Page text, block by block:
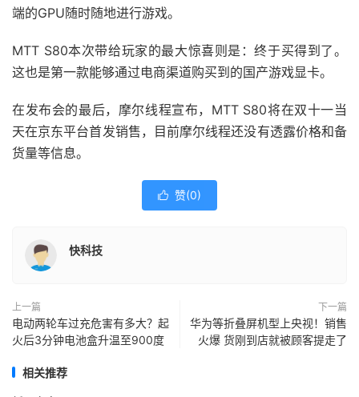
端的GPU随时随地进行游戏。
MTT S80本次带给玩家的最大惊喜则是：终于买得到了。
这也是第一款能够通过电商渠道购买到的国产游戏显卡。
在发布会的最后，摩尔线程宣布，MTT S80将在双十一当
天在京东平台首发销售，目前摩尔线程还没有透露价格和备
货量等信息。
 赞(0)
快科技
上一篇
电动两轮车过充危害有多大？起
火后3分钟电池盒升温至900度
下一篇
华为等折叠屏机型上央视！销售
火爆 货刚到店就被顾客提走了
相关推荐